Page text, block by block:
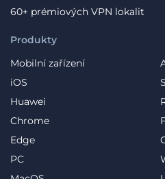
Produkty
Mobilní zařízení
iOS
Huawei
Chrome
Edge
PC
60+ prémiových VPN lokalit